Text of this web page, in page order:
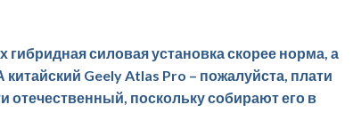
силовая установка скорее норма, а
Geely Atlas Pro – пожалуйста, плати
отечественный, поскольку собирают его в